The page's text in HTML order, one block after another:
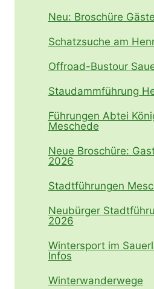
Neu: Broschüre
Schatzsuche am
Offroad-Bustour
Staudammführung
Führungen Abtei
Meschede
Neue Broschüre:
2026
Stadtführungen
Neubürger
2026
Wintersport im
Infos
Winterwanderwege